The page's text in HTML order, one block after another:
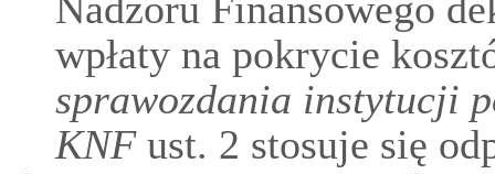
wpłaty na pokrycie
sprawozdania instytucji
KNFust. 2 stosuje się